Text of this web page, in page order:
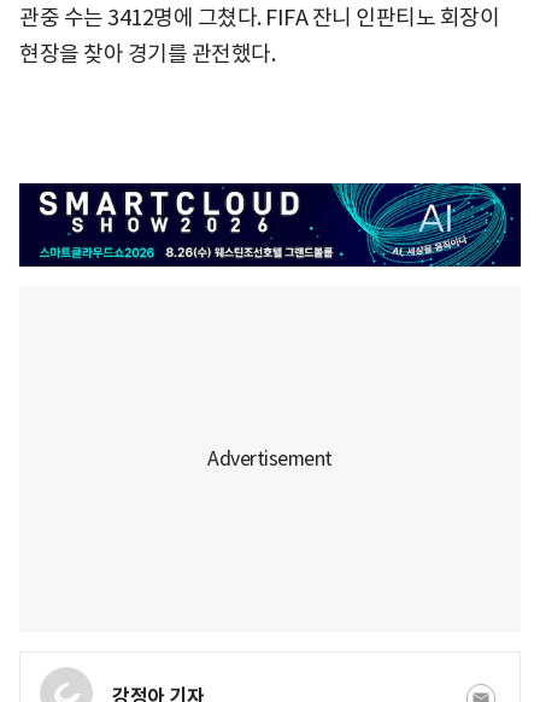
관중 수는 3412명에 그쳤다. FIFA 잔니 인판티노 회장이
현장을 찾아 경기를 관전했다.
강정아 기자